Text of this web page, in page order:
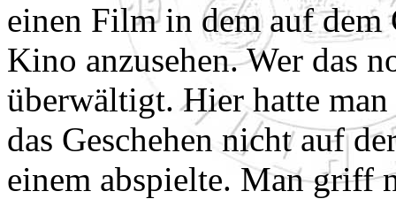
einen Film in dem auf
Kino anzusehen. Wer das
überwältigt. Hier hatte
das Geschehen nicht auf
einem abspielte. Man griff